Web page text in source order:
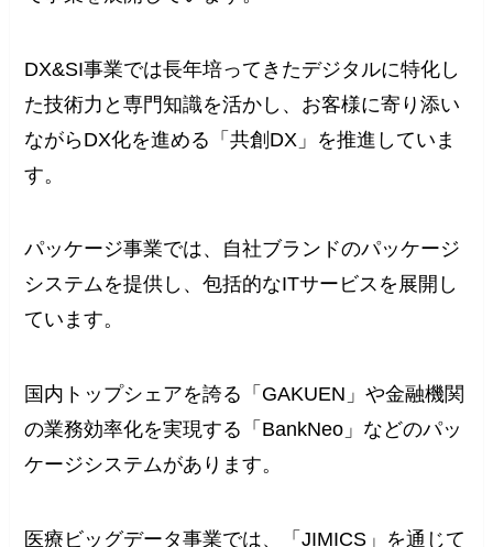
DX&SI事業では長年培ってきたデジタルに特化し
た技術力と専門知識を活かし、お客様に寄り添い
ながらDX化を進める「共創DX」を推進していま
す。
パッケージ事業では、自社ブランドのパッケージ
システムを提供し、包括的なITサービスを展開し
ています。
国内トップシェアを誇る「GAKUEN」や金融機関
の業務効率化を実現する「BankNeo」などのパッ
ケージシステムがあります。
医療ビッグデータ事業では、「JIMICS」を通じて